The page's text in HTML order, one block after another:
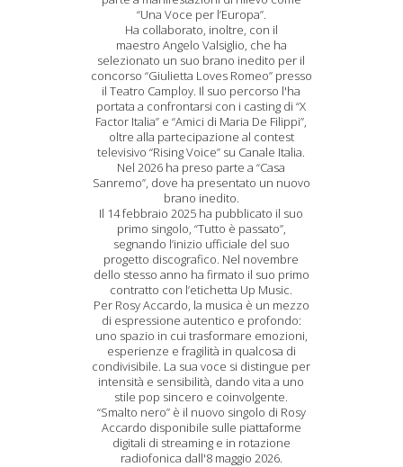
“Una Voce per l’Europa”.
Ha collaborato, inoltre, con il
maestro Angelo Valsiglio, che ha
selezionato un suo brano inedito per il
concorso “Giulietta Loves Romeo” presso
il Teatro Camploy. Il suo percorso l'ha
portata a confrontarsi con i casting di “X
Factor Italia” e “Amici di Maria De Filippi”,
oltre alla partecipazione al contest
televisivo “Rising Voice” su Canale Italia.
Nel 2026 ha preso parte a “Casa
Sanremo”, dove ha presentato un nuovo
brano inedito.
Il 14 febbraio 2025 ha pubblicato il suo
primo singolo, “Tutto è passato”,
segnando l’inizio ufficiale del suo
progetto discografico. Nel novembre
dello stesso anno ha firmato il suo primo
contratto con l’etichetta Up Music.
Per Rosy Accardo, la musica è un mezzo
di espressione autentico e profondo:
uno spazio in cui trasformare emozioni,
esperienze e fragilità in qualcosa di
condivisibile. La sua voce si distingue per
intensità e sensibilità, dando vita a uno
stile pop sincero e coinvolgente.
“Smalto nero” è il nuovo singolo di Rosy
Accardo disponibile sulle piattaforme
digitali di streaming e in rotazione
radiofonica dall'8 maggio 2026.